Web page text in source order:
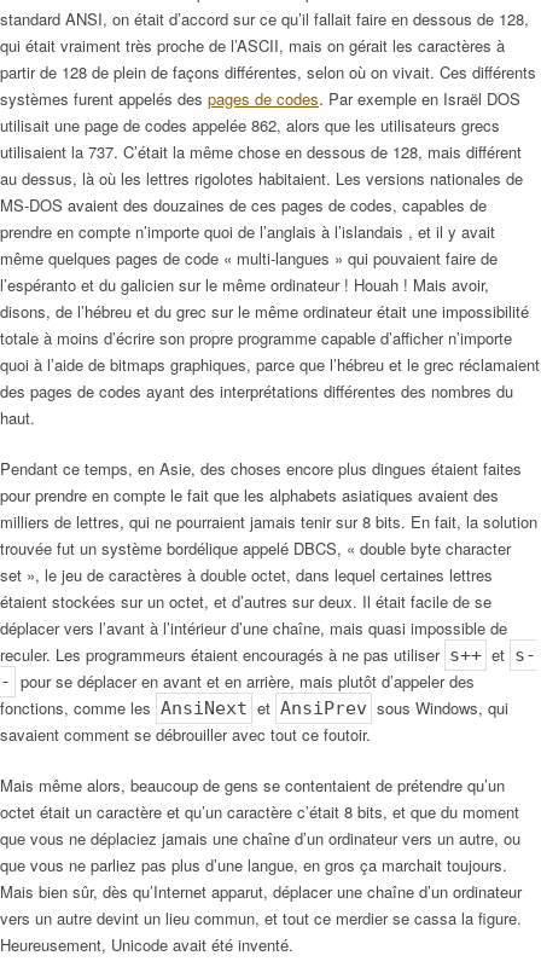
standard ANSI, on était d’accord sur ce qu’il fallait faire en dessous de 128,
qui était vraiment très proche de l’ASCII, mais on gérait les caractères à
partir de 128 de plein de façons différentes, selon où on vivait. Ces différents
systèmes furent appelés des pages de codes. Par exemple en Israël DOS
utilisait une page de codes appelée 862, alors que les utilisateurs grecs
utilisaient la 737. C’était la même chose en dessous de 128, mais différent
au dessus, là où les lettres rigolotes habitaient. Les versions nationales de
MS-DOS avaient des douzaines de ces pages de codes, capables de
prendre en compte n’importe quoi de l’anglais à l’islandais , et il y avait
même quelques pages de code « multi-langues » qui pouvaient faire de
l’espéranto et du galicien sur le même ordinateur ! Houah ! Mais avoir,
disons, de l’hébreu et du grec sur le même ordinateur était une impossibilité
totale à moins d’écrire son propre programme capable d’afficher n’importe
quoi à l’aide de bitmaps graphiques, parce que l’hébreu et le grec réclamaient
des pages de codes ayant des interprétations différentes des nombres du
haut.
Pendant ce temps, en Asie, des choses encore plus dingues étaient faites
pour prendre en compte le fait que les alphabets asiatiques avaient des
milliers de lettres, qui ne pourraient jamais tenir sur 8 bits. En fait, la solution
trouvée fut un système bordélique appelé DBCS, « double byte character
set », le jeu de caractères à double octet, dans lequel certaines lettres
étaient stockées sur un octet, et d’autres sur deux. Il était facile de se
déplacer vers l’avant à l’intérieur d’une chaîne, mais quasi impossible de
reculer. Les programmeurs étaient encouragés à ne pas utiliser s++ et s-
- pour se déplacer en avant et en arrière, mais plutôt d’appeler des
fonctions, comme les AnsiNext et AnsiPrev sous Windows, qui
savaient comment se débrouiller avec tout ce foutoir.
Mais même alors, beaucoup de gens se contentaient de prétendre qu’un
octet était un caractère et qu’un caractère c’était 8 bits, et que du moment
que vous ne déplaciez jamais une chaîne d’un ordinateur vers un autre, ou
que vous ne parliez pas plus d’une langue, en gros ça marchait toujours.
Mais bien sûr, dès qu’Internet apparut, déplacer une chaîne d’un ordinateur
vers un autre devint un lieu commun, et tout ce merdier se cassa la figure.
Heureusement, Unicode avait été inventé.